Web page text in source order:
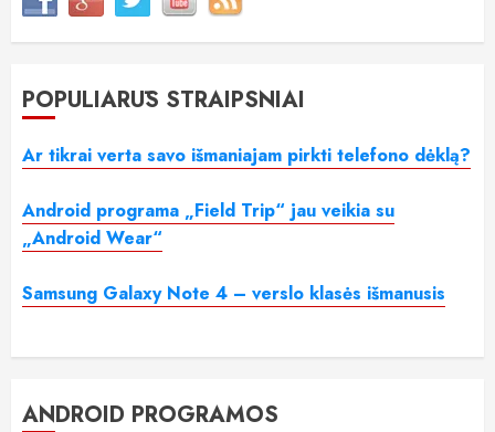
POPULIARŪS STRAIPSNIAI
Ar tikrai verta savo išmaniajam pirkti telefono dėklą?
Android programa „Field Trip“ jau veikia su
„Android Wear“
Samsung Galaxy Note 4 – verslo klasės išmanusis
ANDROID PROGRAMOS